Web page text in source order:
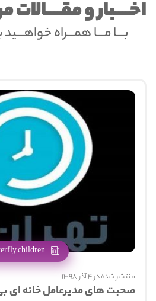
اخــــبار و مقــــالات
بـــا مـــا همـــراه خواهـــید
butterfly children
منتشر شده در 4 آذر 1398
صحبت های مدیرعامل خانه ای بی